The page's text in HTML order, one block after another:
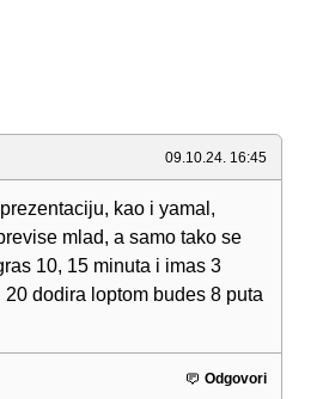
09.10.24. 16:45
kao i yamal,
mlad, a samo tako se
10, 15 minuta i imas 3
dodira loptom budes 8 puta
Odgovori